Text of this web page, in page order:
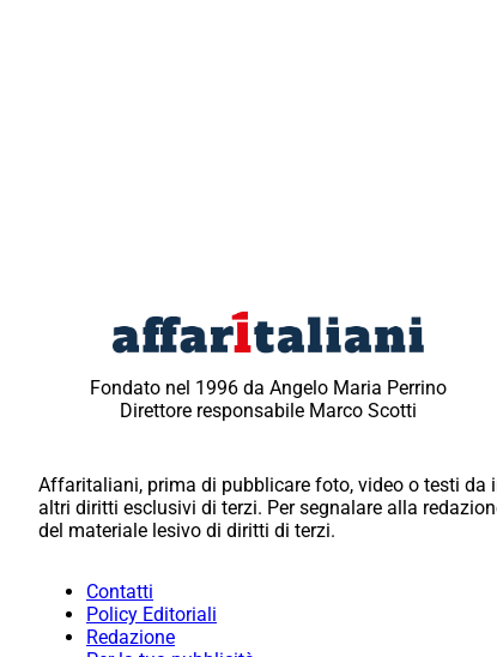
Fondato nel 1996 da Angelo Maria Perrino
Direttore responsabile Marco Scotti
Affaritaliani, prima di pubblicare foto, video o testi da
altri diritti esclusivi di terzi. Per segnalare alla
del materiale lesivo di diritti di terzi.
Contatti
Policy Editoriali
Redazione